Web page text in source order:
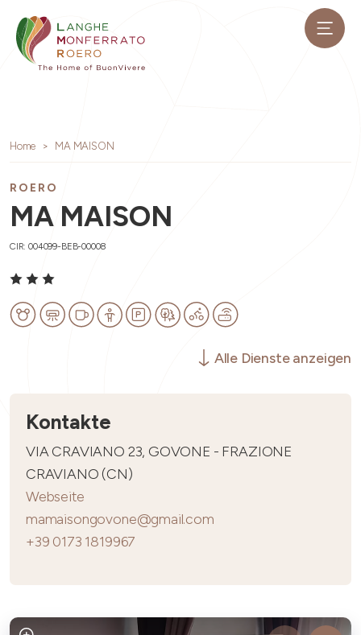
Home MA MAISON
ROERO
MA MAISON
CIR: 004099-BEB-00008
Alle Dienste anzeigen
Kontakte
VIA CRAVIANO 23, GOVONE - FRAZIONE
CRAVIANO (CN)
Webseite
mamaisongovone@gmail.com
+39 0173 1819967